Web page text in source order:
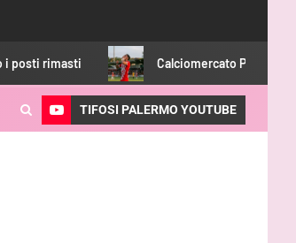
Calciomercato Palermo, accordo
TIFOSI PALERMO YOUTUBE